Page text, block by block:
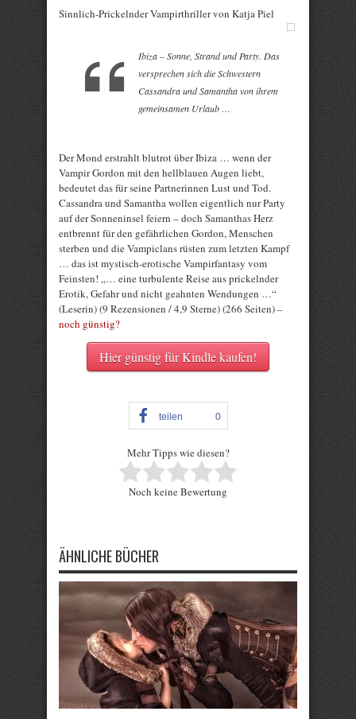
Sinnlich-Prickelnder Vampirthriller von Katja Piel
Ibiza – Sonne, Strand und Party. Das
versprechen sich die Schwestern
Cassandra und Samantha von ihrem
gemeinsamen Urlaub …
Der Mond erstrahlt blutrot über Ibiza … wenn der
Vampir Gordon mit den hellblauen Augen liebt,
bedeutet das für seine Partnerinnen Lust und Tod.
Cassandra und Samantha wollen eigentlich nur Party
auf der Sonneninsel feiern – doch Samanthas Herz
entbrennt für den gefährlichen Gordon, Menschen
sterben und die Vampiclans rüsten zum letzten Kampf
… das ist mystisch-erotische Vampirfantasy vom
Feinsten! „… eine turbulente Reise aus prickelnder
Erotik, Gefahr und nicht geahnten Wendungen …“
(Leserin) (9 Rezensionen / 4,9 Sterne) (266 Seiten) –
noch günstig?
Hier günstig für Kindle kaufen!
teilen 0
Mehr Tipps wie diesen?
Rate this item:
Noch keine Bewertung
ÄHNLICHE BÜCHER